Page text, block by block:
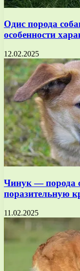
Одис порода
особенности
12.02.2025
Чинук — порода
поразительную
11.02.2025